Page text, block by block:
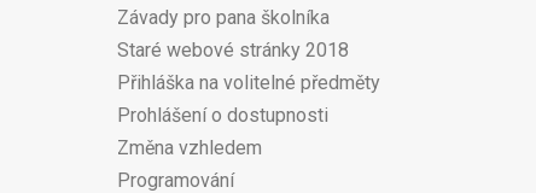
Závady pro pana školníka
Staré webové stránky 2018
Přihláška na volitelné předměty
Prohlášení o dostupnosti
Změna vzhledem
Programování